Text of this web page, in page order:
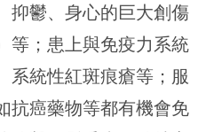
抑鬱、身心的巨大創傷
等；患上與免疫力系統
系統性紅斑痕瘡等；服
抗癌藥物等都有機會免